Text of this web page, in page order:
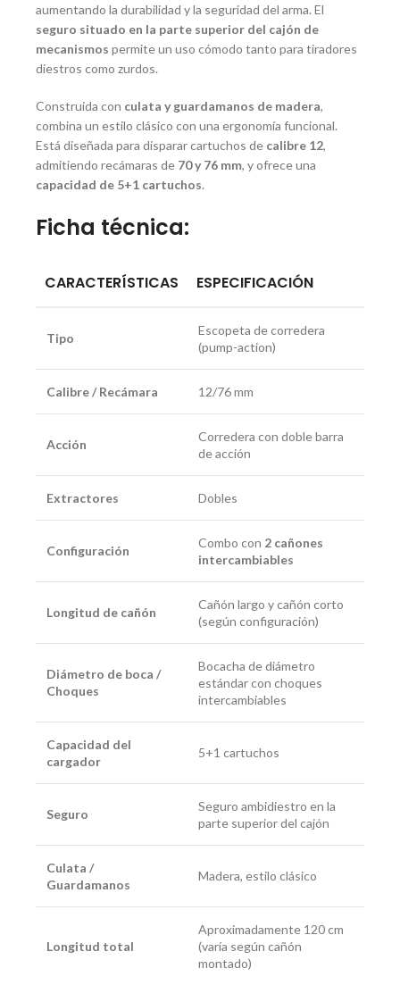
aumentando la durabilidad y la seguridad del arma. El
seguro situado en la parte superior del cajón de
mecanismos permite un uso cómodo tanto para tiradores
diestros como zurdos.
Construida con culata y guardamanos de madera,
combina un estilo clásico con una ergonomía funcional.
Está diseñada para disparar cartuchos de calibre 12,
admitiendo recámaras de 70 y 76 mm, y ofrece una
capacidad de 5+1 cartuchos.
Ficha técnica:
CARACTERÍSTICAS ESPECIFICACIÓN
Tipo
Escopeta de corredera
(pump-action)
Calibre / Recámara 12/76 mm
Acción
Corredera con doble barra
de acción
Extractores Dobles
Configuración
Combo con 2 cañones
intercambiables
Longitud de cañón
Cañón largo y cañón corto
(según configuración)
Diámetro de boca /
Choques
Bocacha de diámetro
estándar con choques
intercambiables
Capacidad del
cargador
5+1 cartuchos
Seguro
Seguro ambidiestro en la
parte superior del cajón
Culata /
Guardamanos
Madera, estilo clásico
Longitud total
Aproximadamente 120 cm
(varía según cañón
montado)